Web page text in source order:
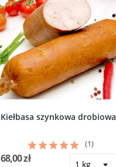
Kiełbasa szynkowa drobiowa
(1)
68,00 zł